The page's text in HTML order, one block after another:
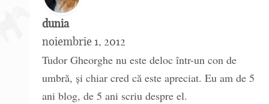
dunia
noiembrie 1, 2012
Tudor Gheorghe nu este deloc într-un con de
umbră, și chiar cred că este apreciat. Eu am de 5
ani blog, de 5 ani scriu despre el.